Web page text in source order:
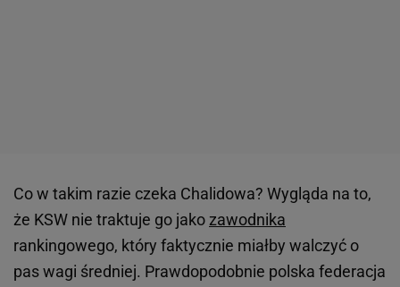
Co w takim razie czeka Chalidowa? Wygląda na to,
że KSW nie traktuje go jako zawodnika
rankingowego, który faktycznie miałby walczyć o
pas wagi średniej. Prawdopodobnie polska federacja